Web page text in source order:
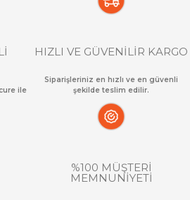
ile
HIZLI VE GÜVENİLİR KARGO
Siparişleriniz en hızlı ve en güvenli
şekilde teslim edilir.
%100 MÜŞTERİ
MEMNUNİYETİ